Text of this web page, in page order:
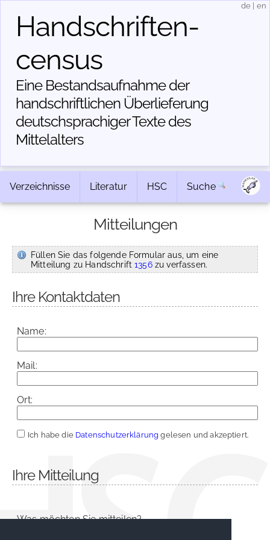
Handschriften­
census
Eine Bestandsaufnahme der
handschriftlichen Über­lieferung
deutschsprachiger Texte des
Mittelalters
de en
Verzeichnisse Literatur HSC Suche
Mitteilungen
Füllen Sie das folgende Formular aus, um eine
Mitteilung zu Handschrift1356zu verfassen.
Ihre Kontaktdaten
Name:
Mail:
Ort:
Ich habe die Datenschutzerklärung gelesen und akzeptiert.
Ihre Mitteilung
Was möchten Sie mitteilen?